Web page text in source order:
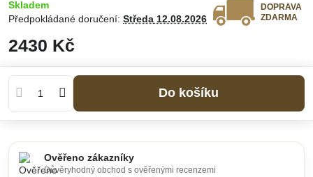
Skladem
Předpokládané doručení: Středa 12.08.2026
DOPRAVA
ZDARMA
2430 Kč
Do košíku
Ověřeno zákazníky
Důvěryhodný obchod s ověřenými recenzemi